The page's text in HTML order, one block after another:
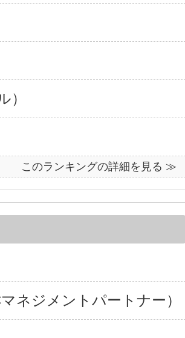
）
このランキングの詳細を見る ≫
ネジメントパートナー）